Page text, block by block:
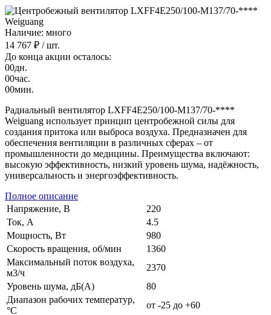
Наличие: много
14 767 ₽ / шт.
До конца акции осталось:
00дн.
00час.
00мин.
Радиальный вентилятор LXFF4E250/100-M137/70-****
Weiguang использует принцип центробежной силы для
создания притока или выброса воздуха. Предназначен для
обеспечения вентиляции в различных сферах – от
промышленности до медицины. Преимущества включают:
высокую эффективность, низкий уровень шума, надёжность,
универсальность и энергоэффективность.
Полное описание
Напряжение, В
220
Ток, А
4.5
Мощность, Вт
980
Скорость вращения, об/мин
1360
Максимальный поток воздуха,
м3/ч
2370
Уровень шума, дБ(А)
80
Диапазон рабочих температур,
°C
от -25 до +60